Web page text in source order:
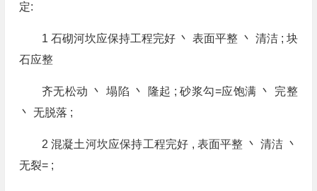
定:
1 石砌河坎应保持工程完好 丶 表面平整 丶 清洁 ; 块
石应整
齐无松动 丶 塌陷 丶 隆起 ; 砂浆勾=应饱满 丶 完整
丶 无脱落 ;
2 混凝土河坎应保持工程完好 , 表面平整 丶 清洁 丶
无裂= ;